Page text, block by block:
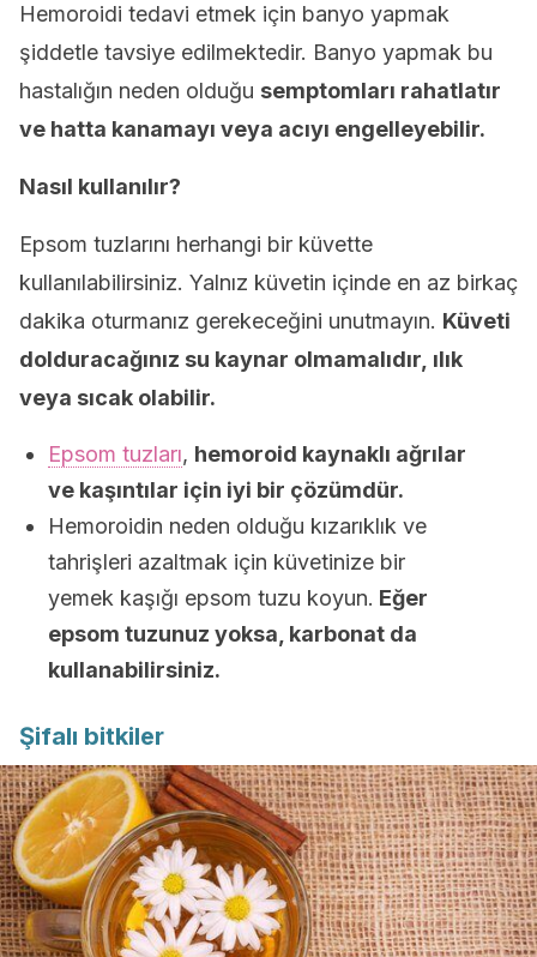
Hemoroidi tedavi etmek için banyo yapmak
şiddetle tavsiye edilmektedir. Banyo yapmak bu
hastalığın neden olduğu semptomları rahatlatır
ve hatta kanamayı veya acıyı engelleyebilir.
Nasıl kullanılır?
Epsom tuzlarını herhangi bir küvette
kullanılabilirsiniz. Yalnız küvetin içinde en az birkaç
dakika oturmanız gerekeceğini unutmayın. Küveti
dolduracağınız su kaynar olmamalıdır, ılık
veya sıcak olabilir.
Epsom tuzları, hemoroid kaynaklı ağrılar
ve kaşıntılar için iyi bir çözümdür.
Hemoroidin neden olduğu kızarıklık ve
tahrişleri azaltmak için küvetinize bir
yemek kaşığı epsom tuzu koyun. Eğer
epsom tuzunuz yoksa, karbonat da
kullanabilirsiniz.
Şifalı bitkiler